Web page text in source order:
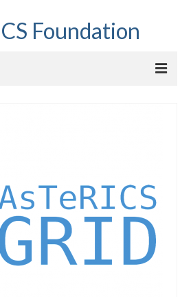
Foundation